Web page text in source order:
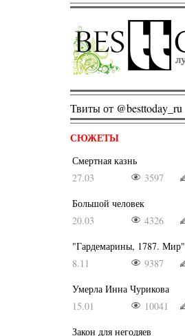
Твиты от @besttoday_ru
СЮЖЕТЫ
Смертная казнь
27.03
3597
Большой человек
20.03
4326
"Гардемарины, 1787. Мир"
8.11
9387
Умерла Инна Чурикова
15.01
10041
Закон для негодяев